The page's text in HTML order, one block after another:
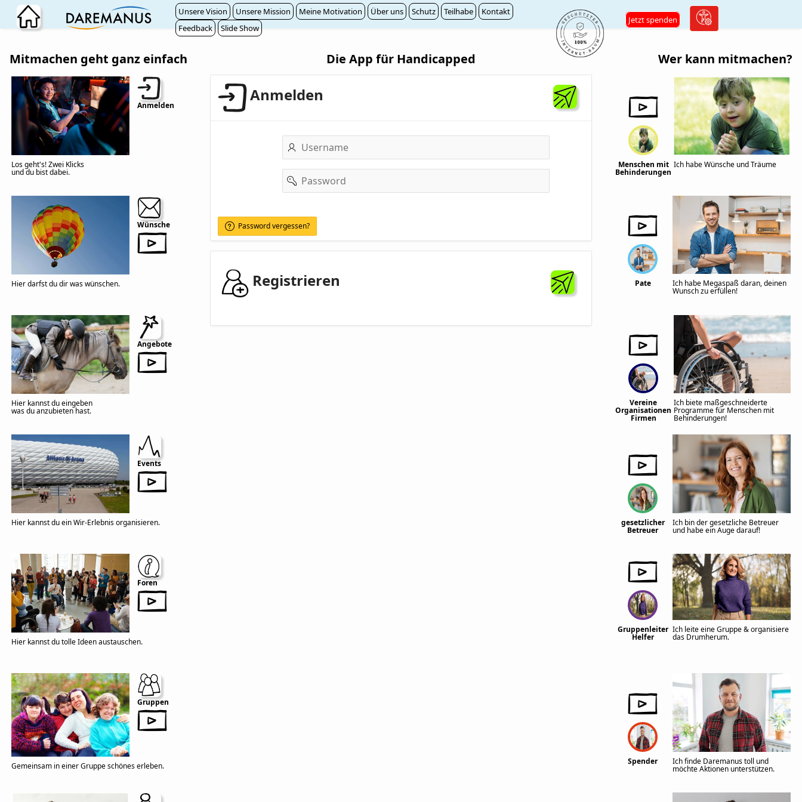
Zum Hauptinhalt wechseln Unsere Vision Unsere Mission Meine Motivation Über uns Schutz Teilhabe
Kontakt
Feedback
Slide Show
Jetzt spenden
Mitmachen geht ganz einfach Die App für Handicapped Wer kann mitmachen?
Anmelden
Los geht's! Zwei Klicks
und du bist dabei.
Wünsche
Hier darfst du dir was wünschen.
Angebote
Hier kannst du eingeben
was du anzubieten hast.
Events
Hier kannst du ein Wir-Erlebnis organisieren.
Foren
Hier kannst du tolle Ideen austauschen.
Gruppen
Gemeinsam in einer Gruppe schönes erleben.
Anmelden
Username
Password
Password vergessen?
Registrieren
Menschen mit
Behinderungen
Ich habe Wünsche und Träume
Pate Ich habe Megaspaß daran, deinen
Wunsch zu erfüllen!
Vereine
Organisationen
Firmen
Ich biete maßgeschneiderte
Programme für Menschen mit
Behinderungen!
gesetzlicher
Betreuer
Ich bin der gesetzliche Betreuer
und habe ein Auge darauf!
Gruppenleiter
Helfer
Ich leite eine Gruppe & organisiere
das Drumherum.
Spender Ich finde Daremanus toll und
möchte Aktionen unterstützen.